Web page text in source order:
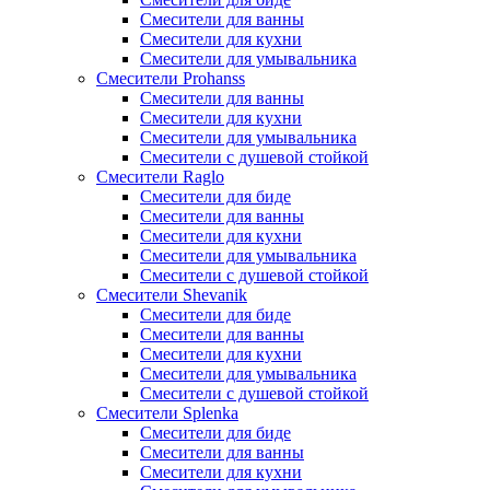
Смесители для ванны
Смесители для кухни
Смесители для умывальника
Смесители Prohanss
Смесители для ванны
Смесители для кухни
Смесители для умывальника
Смесители с душевой стойкой
Смесители Raglo
Смесители для биде
Смесители для ванны
Смесители для кухни
Смесители для умывальника
Смесители с душевой стойкой
Смесители Shevanik
Смесители для биде
Смесители для ванны
Смесители для кухни
Смесители для умывальника
Смесители с душевой стойкой
Смесители Splenka
Смесители для биде
Смесители для ванны
Смесители для кухни